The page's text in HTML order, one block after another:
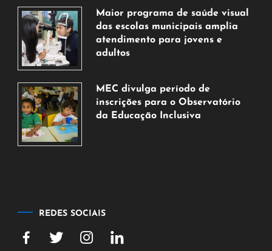
de
agosto
de
2026
Maior programa de saúde visual
das escolas municipais amplia
atendimento para jovens e
adultos
de
agosto
de
MEC divulga período de
inscrições para o Observatório
da Educação Inclusiva
REDES SOCIAIS